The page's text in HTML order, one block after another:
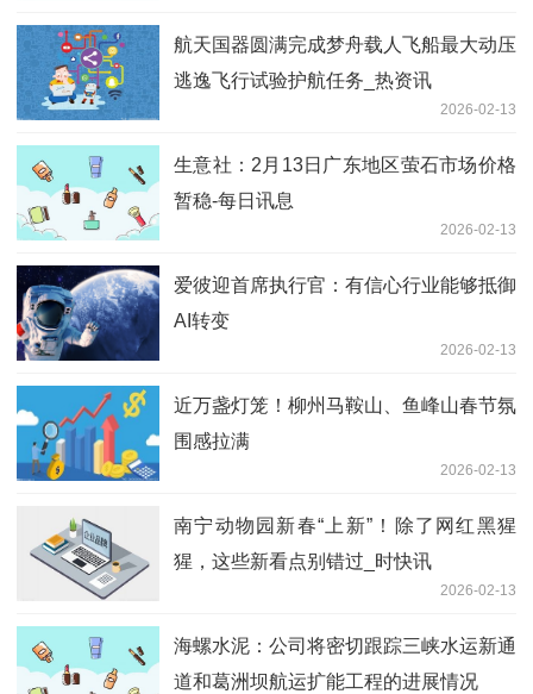
航天国器圆满完成梦舟载人飞船最大动压
逃逸飞行试验护航任务_热资讯
2026-02-13
生意社：2月13日广东地区萤石市场价格
暂稳-每日讯息
2026-02-13
爱彼迎首席执行官：有信心行业能够抵御
AI转变
2026-02-13
近万盏灯笼！柳州马鞍山、鱼峰山春节氛
围感拉满
2026-02-13
南宁动物园新春“上新”！除了网红黑猩
猩，这些新看点别错过_时快讯
2026-02-13
海螺水泥：公司将密切跟踪三峡水运新通
道和葛洲坝航运扩能工程的进展情况